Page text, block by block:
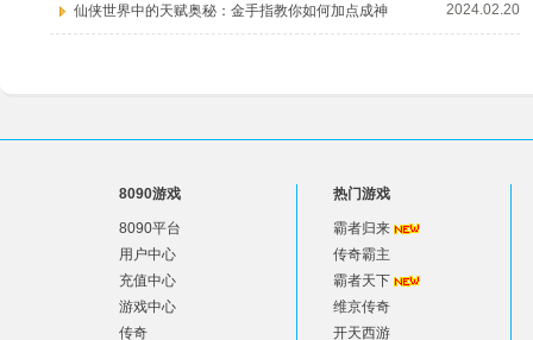
仙侠世界中的天赋奥秘：金手指教你如何加点成神 2024.02.20
8090游戏
8090平台
用户中心
充值中心
游戏中心
传奇
热门游戏
霸者归来
传奇霸主
霸者天下
维京传奇
开天西游